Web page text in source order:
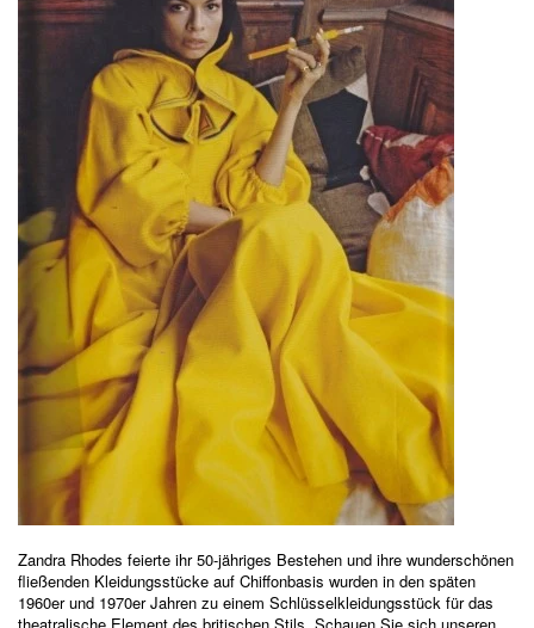
Zandra Rhodes feierte ihr 50-jähriges Bestehen und ihre wunderschönen
fließenden Kleidungsstücke auf Chiffonbasis wurden in den späten
1960er und 1970er Jahren zu einem Schlüsselkleidungsstück für das